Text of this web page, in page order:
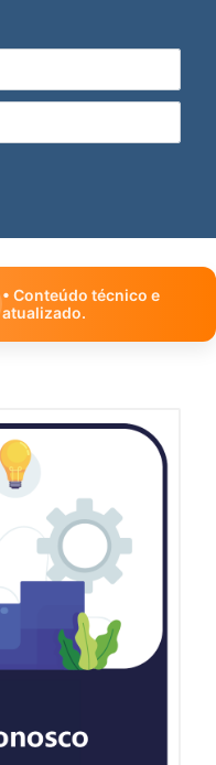
• Conteúdo técnico e
atualizado.